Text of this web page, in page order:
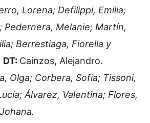
Lorena; Defilippi, Emilia;
Pedernera, Melanie; Martín,
Berrestiaga, Fiorella y
DT: Cainzos, Alejandro.
Olga; Corbera, Sofía; Tissoni,
Álvarez, Valentina; Flores,